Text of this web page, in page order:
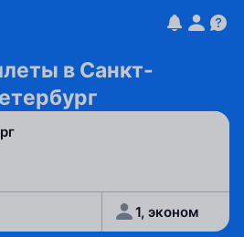
в Санкт-
1, эконом